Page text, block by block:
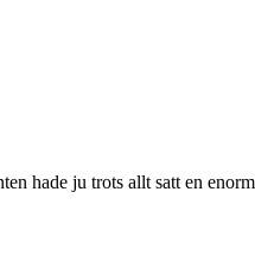
hade ju trots allt satt en